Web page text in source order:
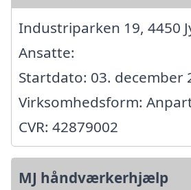
Industriparken 19, 4450
Ansatte:
Startdato: 03. december
Virksomhedsform:
CVR: 42879002
MJ håndværkerhjælp